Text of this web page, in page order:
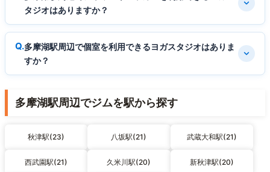
タジオはありますか？
多摩湖駅周辺で個室を利用できるヨガスタジオはありま
すか？
多摩湖駅周辺でジムを駅から探す
秋津駅(23) 八坂駅(21) 武蔵大和駅(21)
西武園駅(21) 久米川駅(20) 新秋津駅(20)